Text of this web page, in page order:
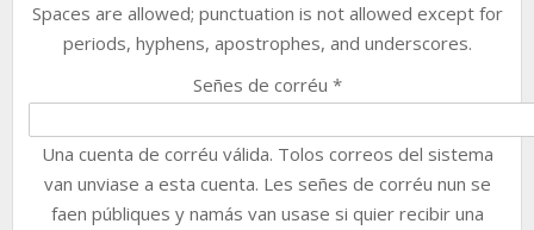
Spaces are allowed; punctuation is not allowed except for
periods, hyphens, apostrophes, and underscores.
Señes de corréu *
Una cuenta de corréu válida. Tolos correos del sistema
van unviase a esta cuenta. Les señes de corréu nun se
faen públiques y namás van usase si quier recibir una